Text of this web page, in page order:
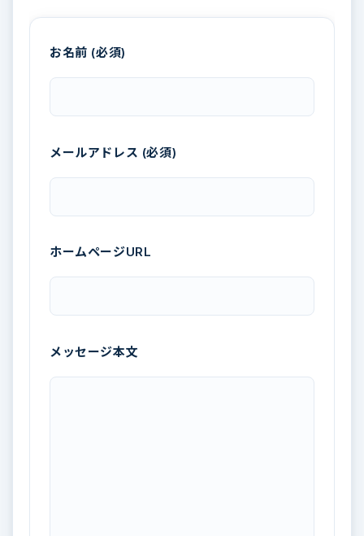
お名前 (必須)
メールアドレス (必須)
ホームページURL
メッセージ本文